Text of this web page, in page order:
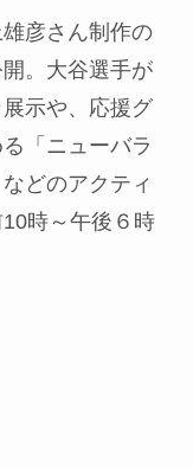
彦さん制作の
。大谷選手が
示や、応援グ
「ニューバラ
どのアクティ
時～午後６時